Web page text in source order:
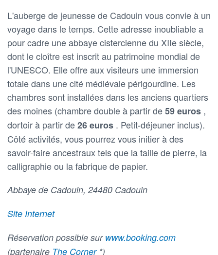
L'auberge de jeunesse de Cadouin vous convie à un
voyage dans le temps. Cette adresse inoubliable a
pour cadre une abbaye cistercienne du XIIe siècle,
dont le cloître est inscrit au patrimoine mondial de
l'UNESCO. Elle offre aux visiteurs une immersion
totale dans une cité médiévale périgourdine. Les
chambres sont installées dans les anciens quartiers
des moines (chambre double à partir de59 euros ,
dortoir à partir de26 euros . Petit-déjeuner inclus).
Côté activités, vous pourrez vous initier à des
savoir-faire ancestraux tels que la taille de pierre, la
calligraphie ou la fabrique de papier.
Abbaye de Cadouin, 24480 Cadouin
Site Internet
Réservation possible sur www.booking.com
(partenaire The Corner *)